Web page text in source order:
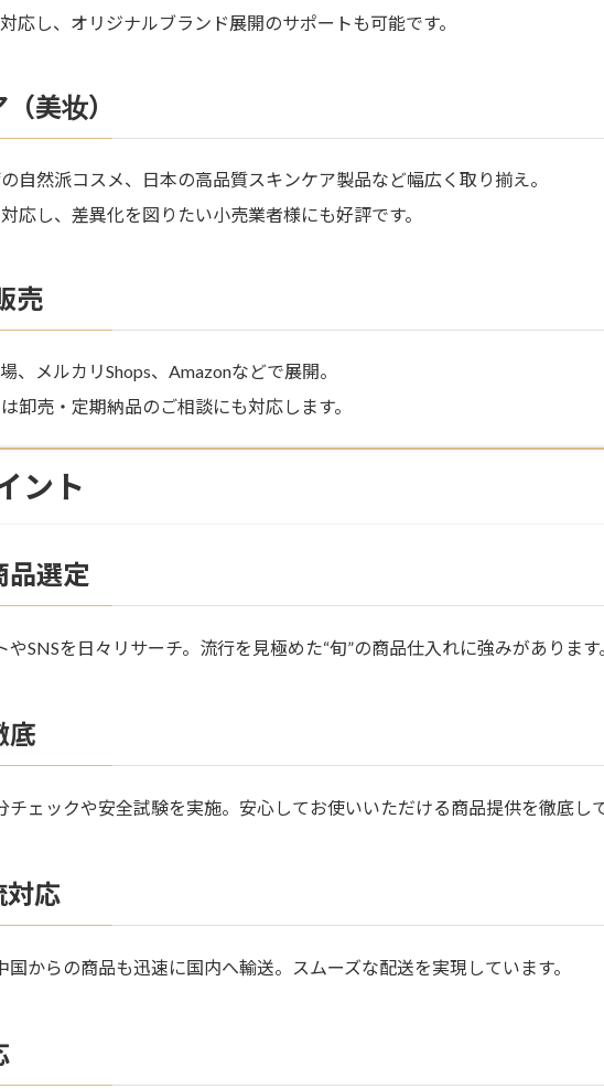
応し、オリジナルブランド展開のサポートも可能です。
美妆）
自然派コスメ、日本の高品質スキンケア製品など幅広く取り揃え。
応し、差異化を図りたい小売業者様にも好評です。
売
、メルカリShops、Amazonなどで展開。
卸売・定期納品のご相談にも対応します。
ント
品選定
SNSを日々リサーチ。流行を見極めた“旬”の商品仕入れに強みがあります
底
ェックや安全試験を実施。安心してお使いいただける商品提供を徹底して
対応
からの商品も迅速に国内へ輸送。スムーズな配送を実現しています。